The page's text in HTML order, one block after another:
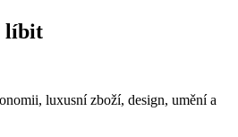
líbit
luxusní zboží, design, umění a